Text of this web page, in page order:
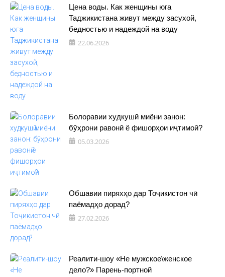
Цена воды. Как женщины юга
Таджикистана живут между засухой,
бедностью и надеждой на воду
22.06.2026
Болоравии худкушӣ миёни занон:
бӯҳрони равонӣ ё фишорҳои иҷтимоӣ?
05.03.2026
Обшавии пиряхҳо дар Тоҷикистон чӣ
паёмадҳо дорад?
27.02.2026
Реалити-шоу «Не мужское\женское
дело?» Парень-портной